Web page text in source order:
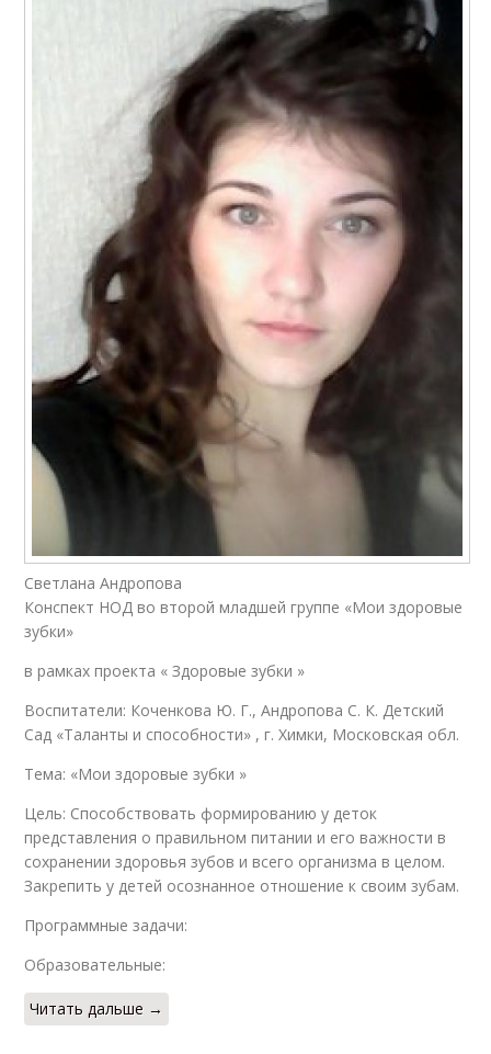
Светлана Андропова
Конспект НОД во второй младшей группе «Мои здоровые
зубки»
в рамках проекта « Здоровые зубки »
Воспитатели: Коченкова Ю. Г., Андропова С. К. Детский
Сад «Таланты и способности» , г. Химки, Московская обл.
Тема: «Мои здоровые зубки »
Цель: Способствовать формированию у деток
представления о правильном питании и его важности в
сохранении здоровья зубов и всего организма в целом.
Закрепить у детей осознанное отношение к своим зубам.
Программные задачи:
Образовательные:
Читать дальше →